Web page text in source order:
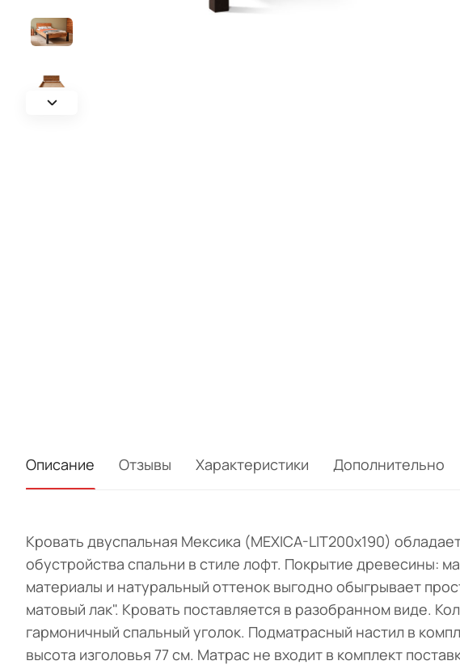
Описание Отзывы Характеристики Дополнительно
Кровать двуспальная Мексика (MEXICA-LIT200х190)
обустройства спальни в стиле лофт. Покрытие древесины:
материалы и натуральный оттенок выгодно обыгрывает
матовый лак". Кровать поставляется в разобранном виде.
гармоничный спальный уголок. Подматрасный настил в
высота изголовья 77 см. Матрас не входит в комплект